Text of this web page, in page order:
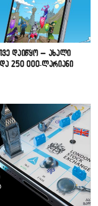
დაიწყო – ახალი
250 000-ლარიანი